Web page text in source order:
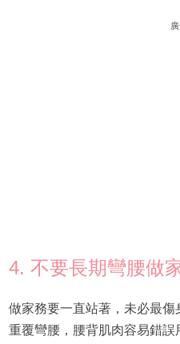
4. 不要長期彎腰做
做家務要一直站著，未必最
重覆彎腰，腰背肌肉容易錯